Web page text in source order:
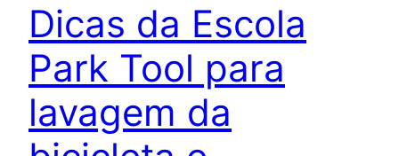
Dicas da Escola
Park Tool para
lavagem da